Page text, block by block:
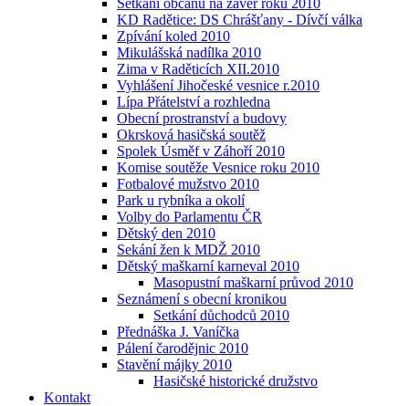
Setkání občanů na závěr roku 2010
KD Radětice: DS Chrášťany - Dívčí válka
Zpívání koled 2010
Mikulášská nadílka 2010
Zima v Raděticích XII.2010
Vyhlášení Jihočeské vesnice r.2010
Lípa Přátelství a rozhledna
Obecní prostranství a budovy
Okrsková hasičská soutěž
Spolek Úsměf v Záhoří 2010
Komise soutěže Vesnice roku 2010
Fotbalové mužstvo 2010
Park u rybníka a okolí
Volby do Parlamentu ČR
Dětský den 2010
Sekání žen k MDŽ 2010
Dětský maškarní karneval 2010
Masopustní maškarní průvod 2010
Seznámení s obecní kronikou
Setkání důchodců 2010
Přednáška J. Vaníčka
Pálení čarodějnic 2010
Stavění májky 2010
Hasičské historické družstvo
Kontakt